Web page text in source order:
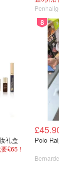
牛奶与30克的玉米
礼盒
£65！
8
Polo